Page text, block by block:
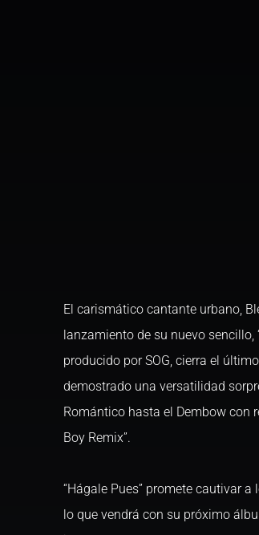
El carismático cantante urbano,
lanzamiento de su nuevo sencillo,
producido por SOG, cierra el
demostrado una versatilidad
Romántico hasta el Dembow con
Boy Remix”.
“Hágale Pues” promete cautivar
lo que vendrá con su próximo